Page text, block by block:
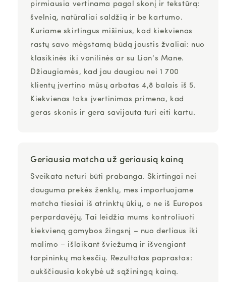
pirmiausia vertinama pagalskonį ir tekstūrą:
švelnią, natūraliai saldžią ir be kartumo.
Kuriame skirtingus mišinius, kad kiekvienas
rastų savo mėgstamą būdą jaustis žvaliai: nuo
klasikinės iki vanilinės ar su Lion’s Mane.
Džiaugiamės, kad jau daugiau nei 1 700
klientų įvertino mūsų arbatas4,8 balais iš 5.
Kiekvienas toks įvertinimas primena, kad
geras skonis ir gera savijauta turi eiti kartu.
Geriausia matcha už geriausią kainą
Sveikata neturi būti prabanga. Skirtingai nei
dauguma prekės ženklų, mes importuojame
matcha tiesiai iš atrinktų ūkių, o ne iš Europos
perpardavėjų. Tai leidžia mums kontroliuoti
kiekvieną gamybos žingsnį – nuo derliaus iki
malimo – išlaikant šviežumą ir išvengiant
tarpininkų mokesčių. Rezultatas paprastas:
aukščiausia kokybė už sąžiningą kainą.